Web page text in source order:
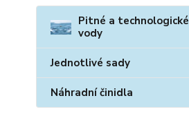
Pitné a technologické
vody
Jednotlivé sady
Náhradní činidla